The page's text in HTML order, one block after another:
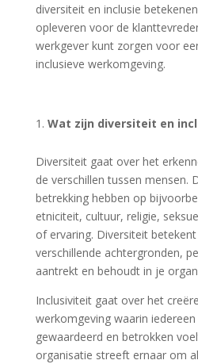
diversiteit en inclusie
opleveren voor de
werkgever kunt zorgen voor
inclusieve werkomgeving.
Wat zijn diversiteit en
Diversiteit gaat over het
de verschillen tussen mensen.
betrekking hebben op
etniciteit, cultuur, religie,
of ervaring. Diversiteit
verschillende achtergronden,
aantrekt en behoudt in je
Inclusiviteit gaat over het
werkomgeving waarin
gewaardeerd en betrokken
organisatie streeft ernaar om